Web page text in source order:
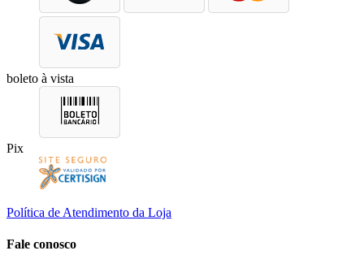
boleto à vista
Pix
Política de Atendimento da Loja
Fale conosco